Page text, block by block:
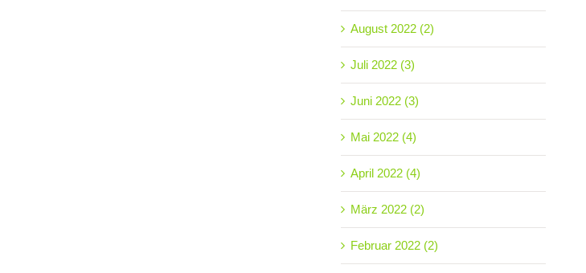
August 2022 (2)
Juli 2022 (3)
Juni 2022 (3)
Mai 2022 (4)
April 2022 (4)
März 2022 (2)
Februar 2022 (2)